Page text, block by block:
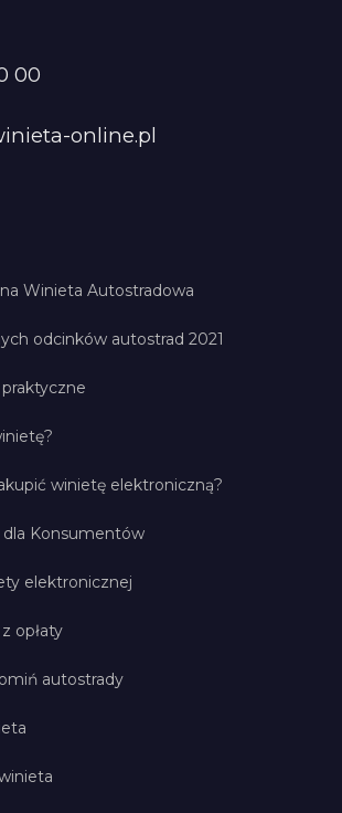
00
online.pl
Winieta Autostradowa
odcinków autostrad 2021
winietę elektroniczną?
Konsumentów
elektronicznej
opłaty
autostrady